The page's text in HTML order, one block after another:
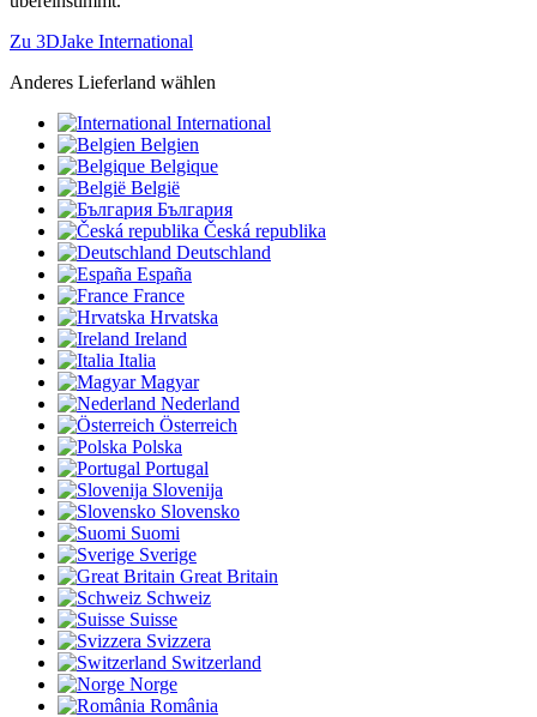
Zu 3DJake International
Anderes Lieferland wählen
International
Belgien
Belgique
België
България
Česká republika
Deutschland
España
France
Hrvatska
Ireland
Italia
Magyar
Nederland
Österreich
Polska
Portugal
Slovenija
Slovensko
Suomi
Sverige
Great Britain
Schweiz
Suisse
Svizzera
Switzerland
Norge
România